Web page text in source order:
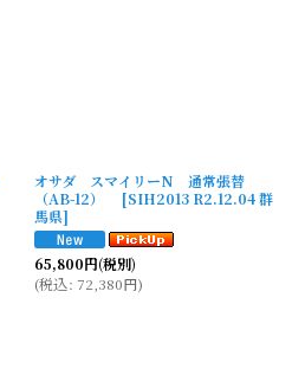
オサダ スマイリーN 通常張替
（AB-12）
[SIH2013 R2.12.04 群
馬県]
65,800円(税別)
(税込: 72,380円)